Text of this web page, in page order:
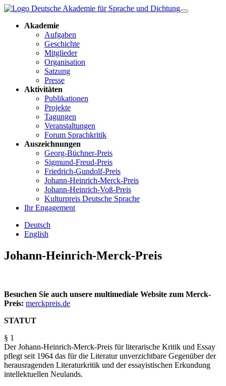
Akademie
Aufgaben
Geschichte
Mitglieder
Organisation
Satzung
Presse
Aktivitäten
Publikationen
Projekte
Tagungen
Veranstaltungen
Forum Sprachkritik
Auszeichnungen
Georg-Büchner-Preis
Sigmund-Freud-Preis
Friedrich-Gundolf-Preis
Johann-Heinrich-Merck-Preis
Johann-Heinrich-Voß-Preis
Kulturpreis Deutsche Sprache
Ihr Engagement
Deutsch
English
Johann-Heinrich-Merck-Preis
Besuchen Sie auch unsere multimediale Website zum Merck-
Preis: merckpreis.de
STATUT
§ 1
Der Johann-Heinrich-Merck-Preis für literarische Kritik und Essay
pflegt seit 1964 das für die Literatur unverzichtbare Gegenüber der
herausragenden Literaturkritik und der essayistischen Erkundung
intellektuellen Neulands.